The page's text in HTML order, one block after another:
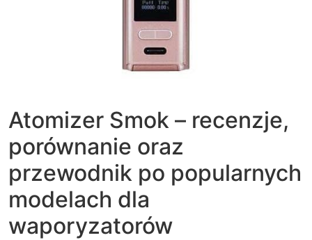
Atomizer Smok – recenzje,
porównanie oraz
przewodnik po popularnych
modelach dla
waporyzatorów